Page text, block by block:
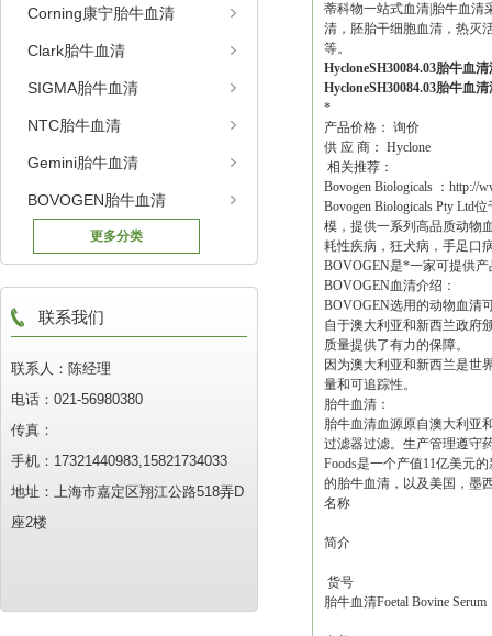
Corning康宁胎牛血清
Clark胎牛血清
SIGMA胎牛血清
NTC胎牛血清
Gemini胎牛血清
BOVOGEN胎牛血清
更多分类
联系我们
联系人：陈经理
电话：021-56980380
传真：
手机：17321440983,15821734033
地址：上海市嘉定区翔江公路518弄D
座2楼
蒂科物一站式血清|胎牛血清
清，胚胎干细胞血清，热灭
等。
HycloneSH30084.03胎牛血
HycloneSH30084.03胎牛血
*
产品价格： 询价
供 应 商： Hyclone
相关推荐：
Bovogen Biologicals ：http://
Bovogen Biologicals Pty Ltd
模，提供一系列高品质动物
耗性疾病，狂犬病，手足口
BOVOGEN是*一家可提供
BOVOGEN血清介绍：
BOVOGEN选用的动物血清
自于澳大利亚和新西兰政府
质量提供了有力的保障。
因为澳大利亚和新西兰是世
量和可追踪性。
胎牛血清：
胎牛血清血源原自澳大利亚
过滤器过滤。生产管理遵守
Foods是一个产值11亿美元
的胎牛血清，以及美国，墨
名称
简介
货号
胎牛血清Foetal Bovine Serum